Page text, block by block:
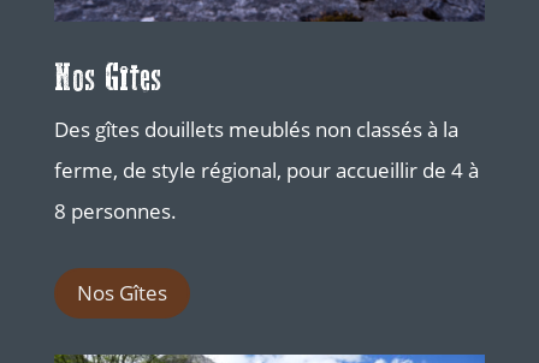
Nos Gîtes
Des gîtes douillets meublés non classés à la
ferme, de style régional, pour accueillir de 4 à
8 personnes.
Nos Gîtes